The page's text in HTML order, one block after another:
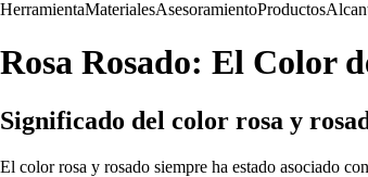
HerramientaMaterialesAsesoramientoProductos
Rosa Rosado: El Color
Significado del color rosa y
El color rosa y rosado siempre ha estado asociado